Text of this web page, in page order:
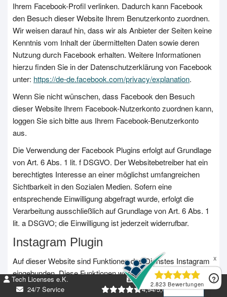
Ihrem Facebook-Profil verlinken. Dadurch kann Facebook
den Besuch dieser Website Ihrem Benutzerkonto zuordnen.
Wir weisen darauf hin, dass wir als Anbieter der Seiten keine
Kenntnis vom Inhalt der übermittelten Daten sowie deren
Nutzung durch Facebook erhalten. Weitere Informationen
hierzu finden Sie in der Datenschutzerklärung von Facebook
unter: https://de-de.facebook.com/privacy/explanation.
Wenn Sie nicht wünschen, dass Facebook den Besuch
dieser Website Ihrem Facebook-Nutzerkonto zuordnen kann,
loggen Sie sich bitte aus Ihrem Facebook-Benutzerkonto
aus.
Die Verwendung der Facebook Plugins erfolgt auf Grundlage
von Art. 6 Abs. 1 lit. f DSGVO. Der Websitebetreiber hat ein
berechtigtes Interesse an einer möglichst umfangreichen
Sichtbarkeit in den Sozialen Medien. Sofern eine
entsprechende Einwilligung abgefragt wurde, erfolgt die
Verarbeitung ausschließlich auf Grundlage von Art. 6 Abs. 1
lit. a DSGVO; die Einwilligung ist jederzeit widerrufbar.
Instagram Plugin
Auf dieser Website sind Funktionen des Dienstes Instagram
eingebunden. Diese Funktionen werden angeboten durch die
Instagram Inc., 1601 Willow Road, Menlo Park, CA 94025,
Tech Licenses e.K.
24/7 Service
DE269952674
4,94/5,00 +5k Bew.
DE
EN